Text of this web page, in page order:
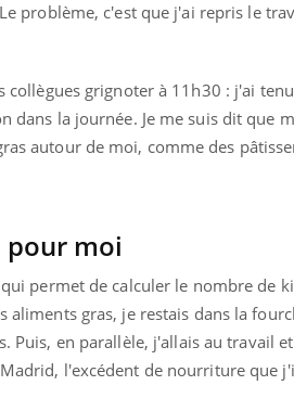
problème, c'est que j'ai repris le
collègues grignoter à 11h30 : j'ai
dans la journée. Je me suis dit que
autour de moi, comme des
pour moi
permet de calculer le nombre de
aliments gras, je restais dans la
Puis, en parallèle, j'allais au travail
l'excédent de nourriture que